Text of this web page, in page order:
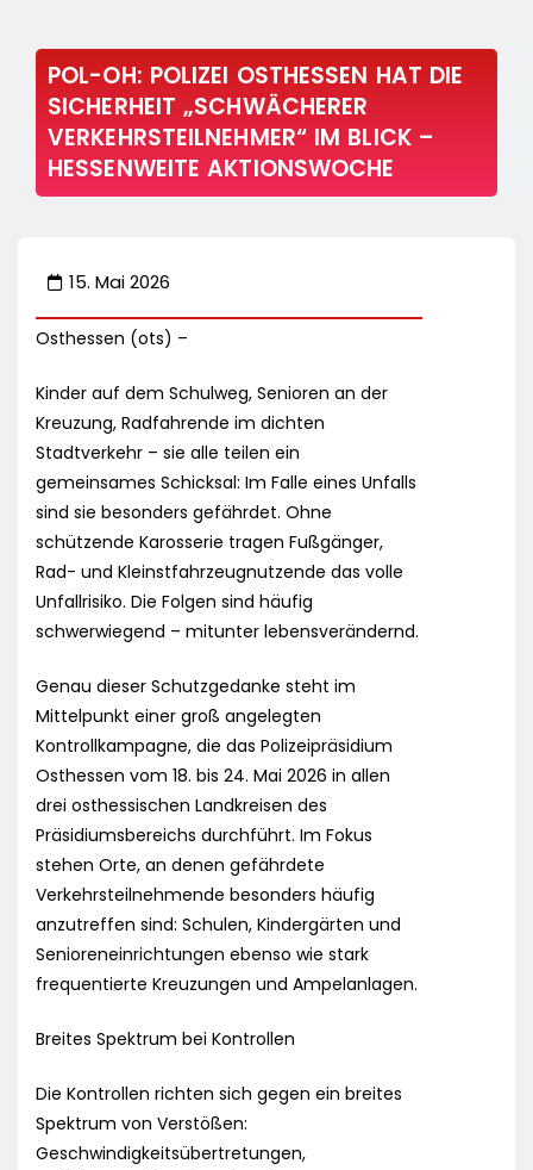
POL-OH: POLIZEI OSTHESSEN HAT DIE
SICHERHEIT „SCHWÄCHERER
VERKEHRSTEILNEHMER“ IM BLICK –
HESSENWEITE AKTIONSWOCHE
15. Mai 2026
Osthessen (ots) –
Kinder auf dem Schulweg, Senioren an der
Kreuzung, Radfahrende im dichten
Stadtverkehr – sie alle teilen ein
gemeinsames Schicksal: Im Falle eines Unfalls
sind sie besonders gefährdet. Ohne
schützende Karosserie tragen Fußgänger,
Rad- und Kleinstfahrzeugnutzende das volle
Unfallrisiko. Die Folgen sind häufig
schwerwiegend – mitunter lebensverändernd.
Genau dieser Schutzgedanke steht im
Mittelpunkt einer groß angelegten
Kontrollkampagne, die das Polizeipräsidium
Osthessen vom 18. bis 24. Mai 2026 in allen
drei osthessischen Landkreisen des
Präsidiumsbereichs durchführt. Im Fokus
stehen Orte, an denen gefährdete
Verkehrsteilnehmende besonders häufig
anzutreffen sind: Schulen, Kindergärten und
Senioreneinrichtungen ebenso wie stark
frequentierte Kreuzungen und Ampelanlagen.
Breites Spektrum bei Kontrollen
Die Kontrollen richten sich gegen ein breites
Spektrum von Verstößen:
Geschwindigkeitsübertretungen,